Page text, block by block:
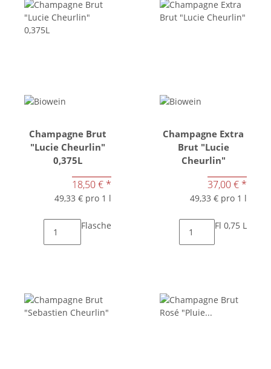
Champagne Brut
"Lucie Cheurlin"
0,375L
18,50 € *
49,33 € pro 1 l
Flasche
Champagne Extra
Brut "Lucie
Cheurlin"
37,00 € *
49,33 € pro 1 l
Fl 0,75 L